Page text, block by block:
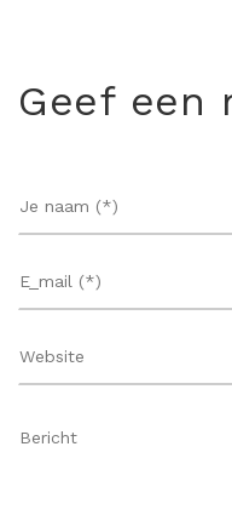
Geef een